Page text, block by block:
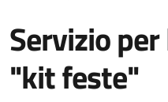
Servizio
"kit feste"